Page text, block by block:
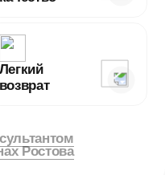
Металлические
Легкий
возврат
Ростова